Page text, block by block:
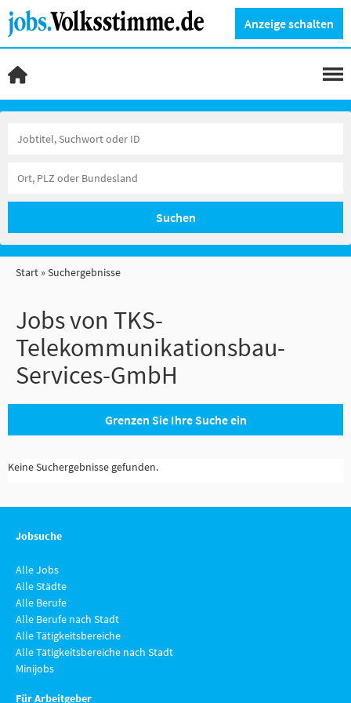
Anzeige schalten
Suchen
Start Suchergebnisse
Jobs von TKS-
Telekommunikationsbau-
Services-GmbH
Grenzen Sie Ihre Suche ein
Keine Suchergebnisse gefunden.
Jobsuche
Alle Jobs
Alle Städte
Alle Berufe
Alle Berufe nach Stadt
Alle Tätigkeitsbereiche
Alle Tätigkeitsbereiche nach Stadt
Minijobs
Für Arbeitgeber